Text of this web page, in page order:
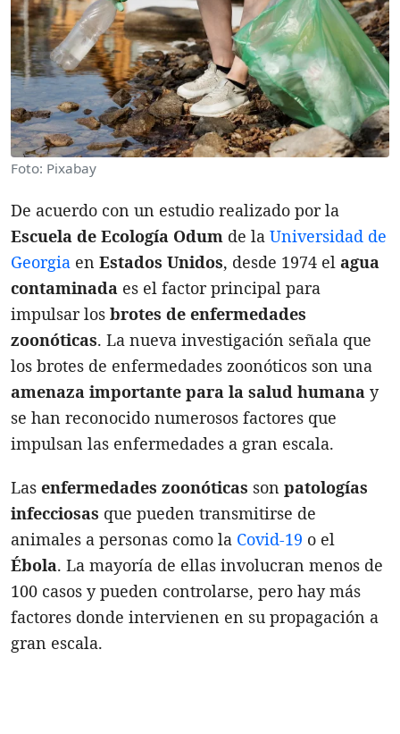
Foto: Pixabay
De acuerdo con un estudio realizado por la
Escuela de Ecología Odum de la Universidad de
Georgia en Estados Unidos, desde 1974 el agua
contaminada es el factor principal para
impulsar los brotes de enfermedades
zoonóticas. La nueva investigación señala que
los brotes de enfermedades zoonóticos son una
amenaza importante para la salud humana y
se han reconocido numerosos factores que
impulsan las enfermedades a gran escala.
Las enfermedades zoonóticas son patologías
infecciosas que pueden transmitirse de
animales a personas como la Covid-19 o el
Ébola. La mayoría de ellas involucran menos de
100 casos y pueden controlarse, pero hay más
factores donde intervienen en su propagación a
gran escala.